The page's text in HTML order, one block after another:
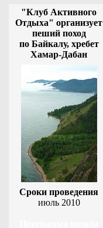
"Клуб Активного
Отдыха" организует
пеший поход
по Байкалу, хребет
Хамар-Дабан
Сроки проведения
июль 2010